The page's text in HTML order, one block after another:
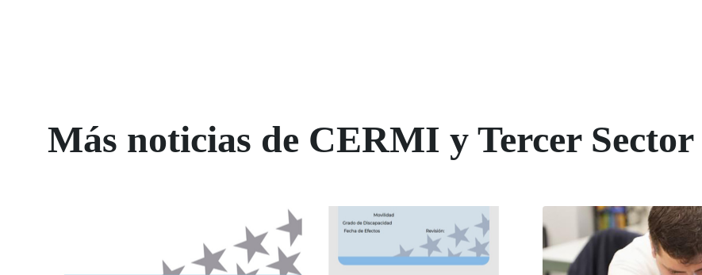
Más noticias de CERMI y Tercer Sector